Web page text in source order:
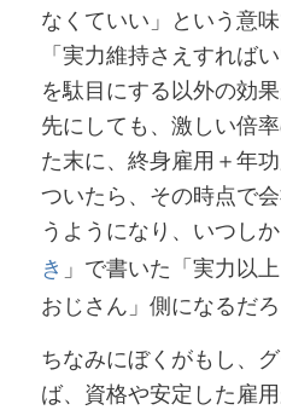
なくていい」という意
「実力維持さえすれば
を駄目にする以外の効
先にしても、激しい倍
た末に、終身雇用＋年
ついたら、その時点で
うようになり、いつし
き 」で書いた「実力以
おじさん 」側になるだ
ちなみにぼくがもし、
ば、資格や安定した雇